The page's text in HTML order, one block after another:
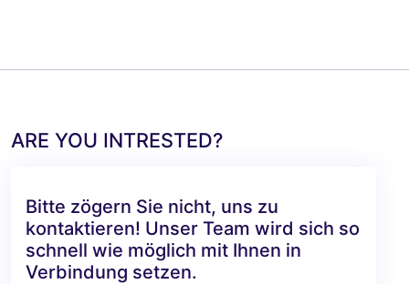
ARE YOU INTRESTED?
Bitte zögern Sie nicht, uns zu
kontaktieren! Unser Team wird sich so
schnell wie möglich mit Ihnen in
Verbindung setzen.